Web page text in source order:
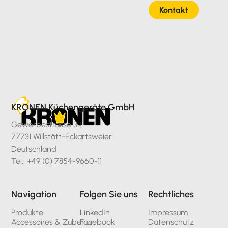
Kontakt
KRONEN Küchengeräte GmbH
Gewerbestrasse 3 |
77731 Willstätt-Eckartsweier
Deutschland
Tel.: +49 (0) 7854-9660-11
Navigation
Produkte
Accessoires & Zubehör
Folgen Sie uns
LinkedIn
Facebook
Rechtliches
Impressum
Datenschutz